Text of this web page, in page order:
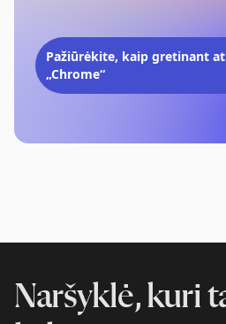
Pažiūrėkite, kaip gretinant
„Chrome“
Naršyklė, kuri